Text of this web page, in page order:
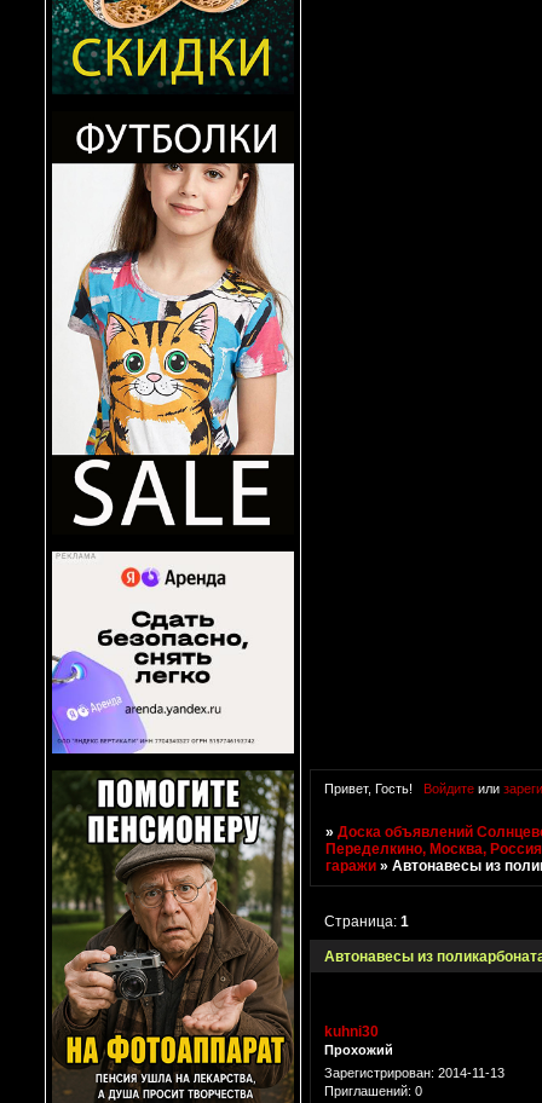
Привет, Гость! Войдитеили
»Доска объявлений
Переделкино, Москва, Россия
гаражи »Автонавесы из
Автонавесы из
Страница:1
kuhni30
Прохожий
Зарегистрирован: 2014-11-13
Приглашений: 0